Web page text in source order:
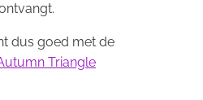
dus goed met de
Triangle